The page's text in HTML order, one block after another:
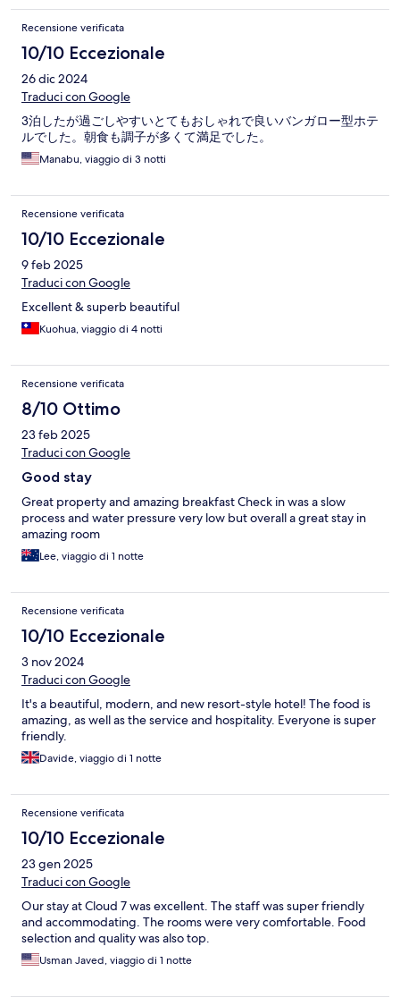
Recensione verificata
10/10 Eccezionale
26 dic 2024
Traduci con Google
3泊したが過ごしやすいとてもおしゃれで良いバンガロー型ホテ
ルでした。朝食も調子が多くて満足でした。
Manabu, viaggio di 3 notti
Recensione verificata
10/10 Eccezionale
9 feb 2025
Traduci con Google
Excellent & superb beautiful
Kuohua, viaggio di 4 notti
Recensione verificata
8/10 Ottimo
23 feb 2025
Traduci con Google
Good stay
Great property and amazing breakfast Check in was a slow
process and water pressure very low but overall a great stay in
amazing room
Lee, viaggio di 1 notte
Recensione verificata
10/10 Eccezionale
3 nov 2024
Traduci con Google
It's a beautiful, modern, and new resort-style hotel! The food is
amazing, as well as the service and hospitality. Everyone is super
friendly.
Davide, viaggio di 1 notte
Recensione verificata
10/10 Eccezionale
23 gen 2025
Traduci con Google
Our stay at Cloud 7 was excellent. The staff was super friendly
and accommodating. The rooms were very comfortable. Food
selection and quality was also top.
Usman Javed, viaggio di 1 notte